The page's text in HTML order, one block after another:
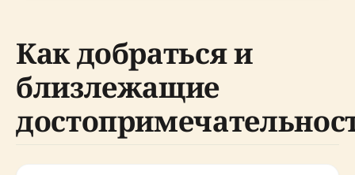
Как добраться и
близлежащие